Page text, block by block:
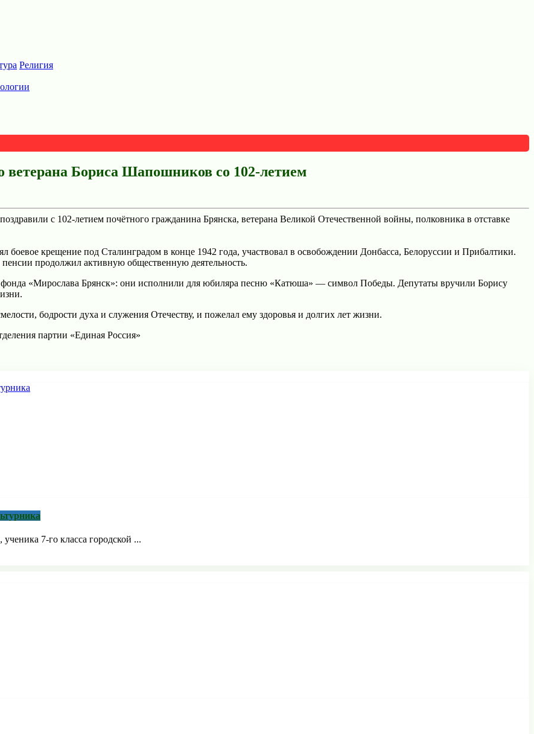
Религия
ветерана Бориса Шапошников со 102-летием
с 102‑летием почётного гражданина Брянска, ветерана Великой Отечественной войны, полковника в отставке
крещение под Сталинградом в конце 1942 года, участвовал в освобождении Донбасса, Белоруссии и Прибалтики.
продолжил активную общественную деятельность.
фонда «Мирослава Брянск»: они исполнили для юбиляра песню «Катюша» — символ Победы. Депутаты вручили Борису
бодрости духа и служения Отечеству, и пожелал ему здоровья и долгих лет жизни.
партии «Единая Россия»
7-го класса городской ...